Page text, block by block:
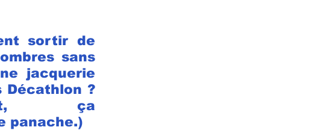
sortir de
sans
jacquerie
Décathlon ?
ça
panache.)